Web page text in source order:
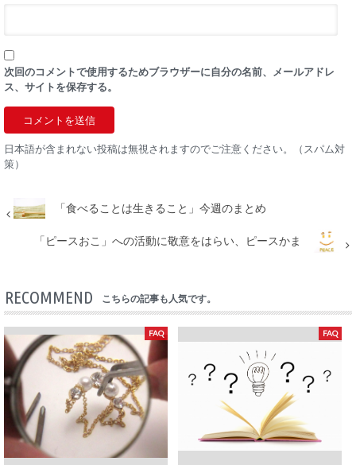
次回のコメントで使用するためブラウザーに自分の名前、メールアドレ
ス、サイトを保存する。
日本語が含まれない投稿は無視されますのでご注意ください。（スパム対
策）
「食べることは生きること」今週のまとめ
「ピースおこ」への活動に敬意をはらい、ピースかま
RECOMMEND こちらの記事も人気です。
FAQ FAQ